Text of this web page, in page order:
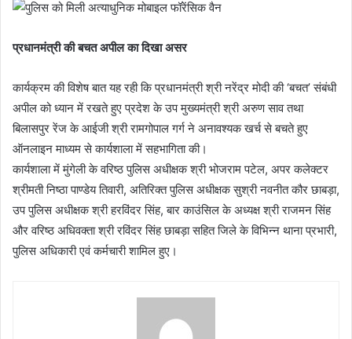
प्रधानमंत्री की बचत अपील का दिखा असर
कार्यक्रम की विशेष बात यह रही कि प्रधानमंत्री श्री नरेंद्र मोदी की ‘बचत’ संबंधी
अपील को ध्यान में रखते हुए प्रदेश के उप मुख्यमंत्री श्री अरुण साव तथा
बिलासपुर रेंज के आईजी श्री रामगोपाल गर्ग ने अनावश्यक खर्च से बचते हुए
ऑनलाइन माध्यम से कार्यशाला में सहभागिता की।
कार्यशाला में मुंगेली के वरिष्ठ पुलिस अधीक्षक श्री भोजराम पटेल, अपर कलेक्टर
श्रीमती निष्ठा पाण्डेय तिवारी, अतिरिक्त पुलिस अधीक्षक सुश्री नवनीत कौर छाबड़ा,
उप पुलिस अधीक्षक श्री हरविंदर सिंह, बार काउंसिल के अध्यक्ष श्री राजमन सिंह
और वरिष्ठ अधिवक्ता श्री रविंदर सिंह छाबड़ा सहित जिले के विभिन्न थाना प्रभारी,
पुलिस अधिकारी एवं कर्मचारी शामिल हुए।